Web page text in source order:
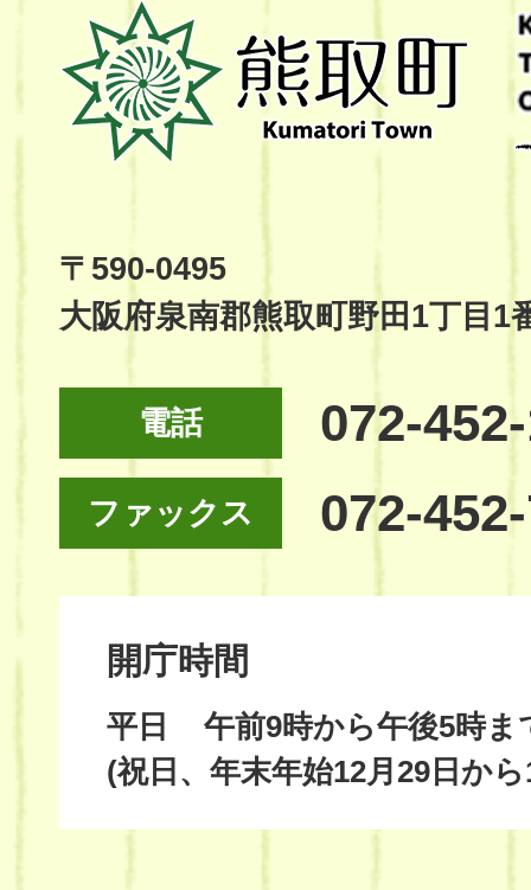
熊
取
町
Kumatori
Site
〒590-0495
大阪府泉南郡熊取町野田1丁目1
電話 072-
ファックス 072-
開庁時間
平日
午前9時から午後5時ま
(祝日、年末年始12月29日か